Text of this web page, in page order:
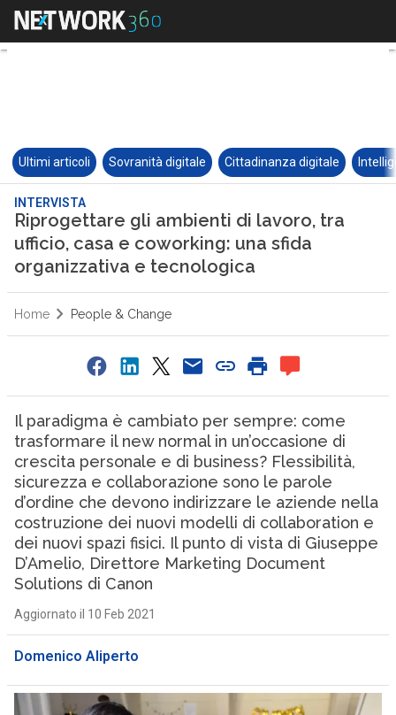
Ultimi articoli Sovranità digitale Cittadinanza digitale
INTERVISTA
Riprogettare gli ambienti di lavoro, tra
ufficio, casa e coworking: una sfida
organizzativa e tecnologica
Home People & Change
Il paradigma è cambiato per sempre: come
trasformare il new normal in un’occasione di
crescita personale e di business? Flessibilità,
sicurezza e collaborazione sono le parole
d’ordine che devono indirizzare le aziende nella
costruzione dei nuovi modelli di collaboration e
dei nuovi spazi fisici. Il punto di vista di Giuseppe
D’Amelio, Direttore Marketing Document
Solutions di Canon
Aggiornato il 10 Feb 2021
Domenico Aliperto